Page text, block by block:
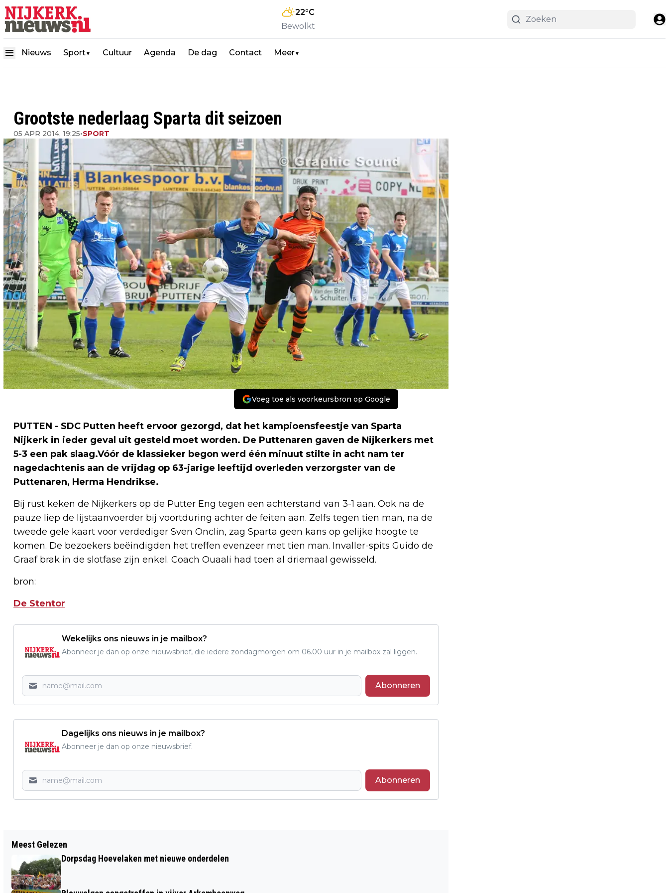
22°C
Bewolkt
Nieuws Sport▼ Cultuur Agenda De dag Contact Meer▼
Grootste nederlaag Sparta dit seizoen
05 APR 2014, 19:25•SPORT
Voeg toe als voorkeursbron op Google
PUTTEN - SDC Putten heeft ervoor gezorgd, dat het kampioensfeestje van Sparta
Nijkerk in ieder geval uit gesteld moet worden. De Puttenaren gaven de Nijkerkers met
5-3 een pak slaag.Vóór de klassieker begon werd één minuut stilte in acht nam ter
nagedachtenis aan de vrijdag op 63-jarige leeftijd overleden verzorgster van de
Puttenaren, Herma Hendrikse.
Bij rust keken de Nijkerkers op de Putter Eng tegen een achterstand van 3-1 aan. Ook na de
pauze liep de lijstaanvoerder bij voortduring achter de feiten aan. Zelfs tegen tien man, na de
tweede gele kaart voor verdediger Sven Onclin, zag Sparta geen kans op gelijke hoogte te
komen. De bezoekers beëindigden het treffen evenzeer met tien man. Invaller-spits Guido de
Graaf brak in de slotfase zijn enkel. Coach Ouaali had toen al driemaal gewisseld.
bron:
De Stentor
Wekelijks ons nieuws in je mailbox?
Abonneer je dan op onze nieuwsbrief, die iedere zondagmorgen om 06.00 uur in je mailbox zal liggen.
Abonneren
Dagelijks ons nieuws in je mailbox?
Abonneer je dan op onze nieuwsbrief.
Abonneren
INSCHRIJVEN BEACHSOCCERTOERNOOI
ZVV SPARTA/DE LAAK KAN
Meest Gelezen
Dorpsdag Hoevelaken met nieuwe onderdelen